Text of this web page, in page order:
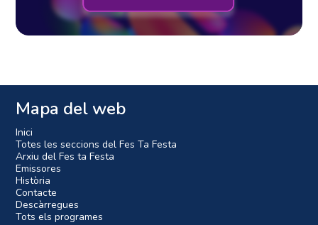
Mapa del web
Inici
Totes les seccions del Fes Ta Festa
Arxiu del Fes ta Festa
Emissores
Història
Contacte
Descàrregues
Tots els programes